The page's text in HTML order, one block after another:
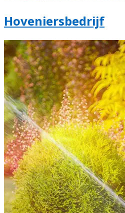
Hoveniersbedrijf